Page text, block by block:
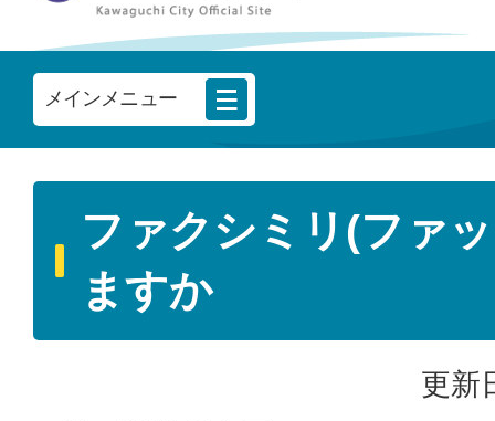
メインメニュー
ファクシミリ(ファ
ますか
更新